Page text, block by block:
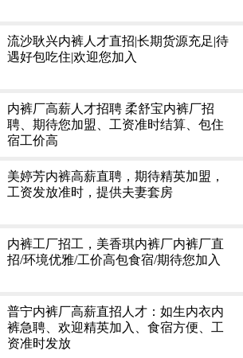
流沙耿兴内裤人才直招|长期货源充足|待
遇好包吃住|欢迎您加入
内裤厂高薪人才招聘 柔舒宝内裤厂招
聘、期待您加盟、工资准时结算、包住
宿工价高
美婷芳内裤高薪直聘，期待精英加盟，
工资发放准时，提供夫妻套房
内裤工厂招工，美香琪内裤厂内裤厂直
招/环境优雅/工价高包食宿/期待您加入
普宁内裤厂高薪直招人才：如生内衣内
裤急聘、欢迎精英加入、食宿方便、工
资准时发放